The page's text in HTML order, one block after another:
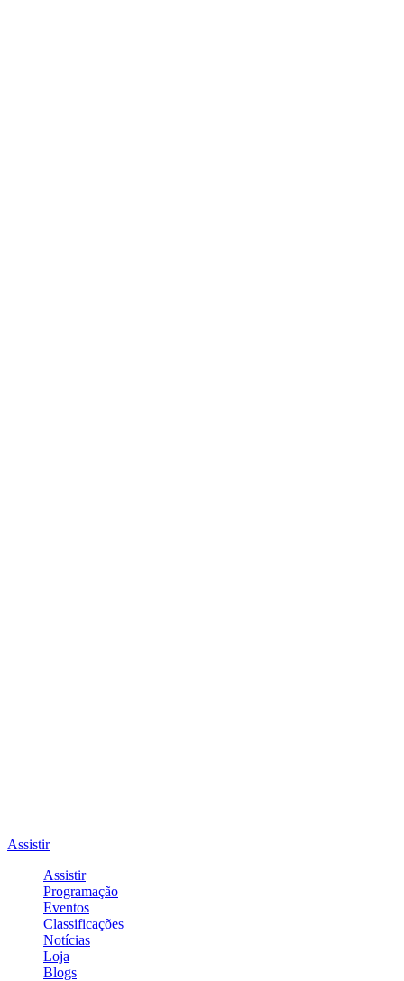
Assistir
Assistir
Programação
Eventos
Classificações
Notícias
Loja
Blogs